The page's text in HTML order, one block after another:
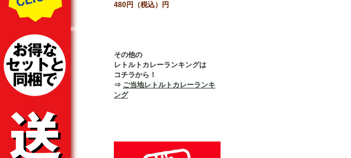
480円（税込）円
その他の
レトルトカレーランキングは
コチラから！
⇒ ご当地レトルトカレーランキ
ング